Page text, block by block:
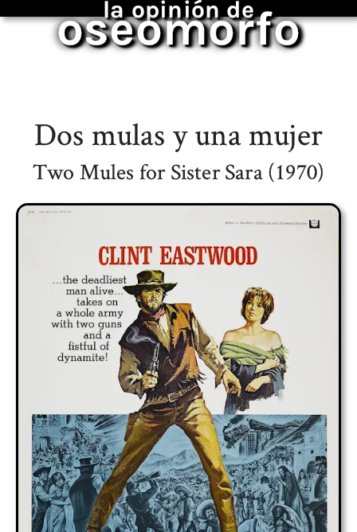
la opinión de
oseomorfo
Dos mulas y una mujer
Two Mules for Sister Sara (1970)